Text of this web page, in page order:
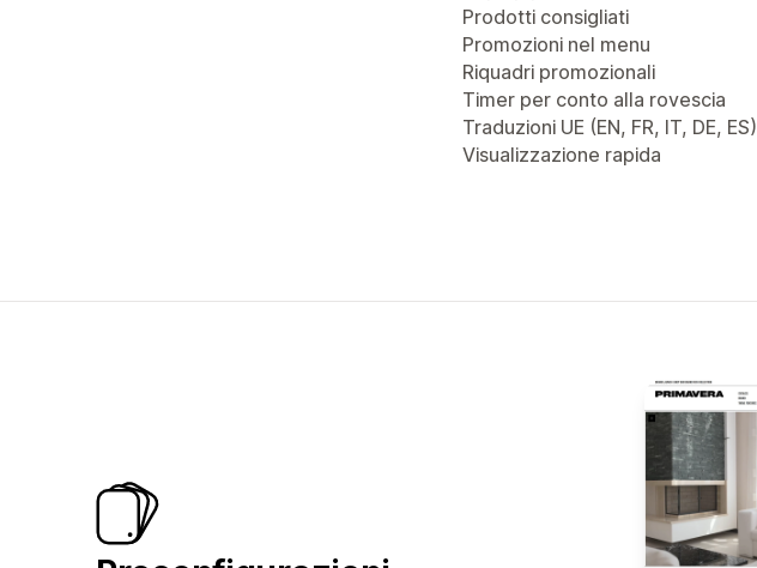
Prodotti consigliati
Promozioni nel menu
Riquadri promozionali
Timer per conto alla rovescia
Traduzioni UE (EN, FR, IT, DE, ES)
Visualizzazione rapida